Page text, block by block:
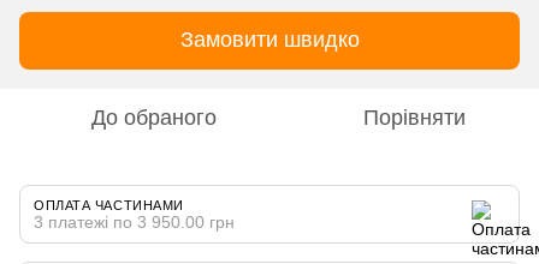
Замовити швидко
До обраного Порівняти
ОПЛАТА ЧАСТИНАМИ
3 платежі по 3 950.00 грн